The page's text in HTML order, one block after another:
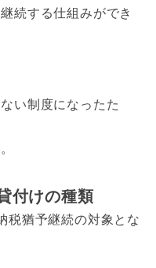
続する仕組みができ
い制度になったた
付けの種類
税猶予継続の対象とな